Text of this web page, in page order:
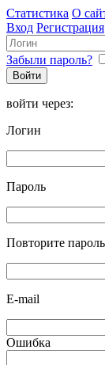
Статистика О
Вход Регистрация
Забыли пароль?
войти через:
Логин
Пароль
Повторите пароль
E-mail
Ошибка